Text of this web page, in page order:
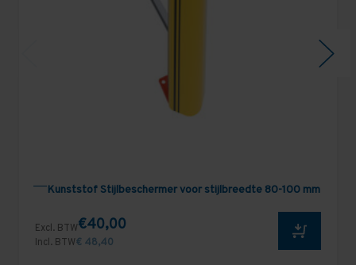
Kunststof Stijlbeschermer voor stijlbreedte 80-100 mm
Excl. BTW€40,00
Incl. BTW€ 48,40